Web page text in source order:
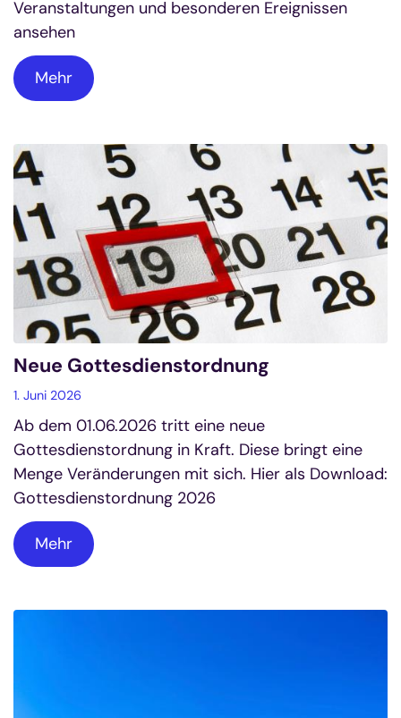
Veranstaltungen und besonderen Ereignissen
ansehen
Mehr
Neue Gottesdienstordnung
1. Juni 2026
Ab dem 01.06.2026 tritt eine neue
Gottesdienstordnung in Kraft. Diese bringt eine
Menge Veränderungen mit sich. Hier als Download:
Gottesdienstordnung 2026
Mehr